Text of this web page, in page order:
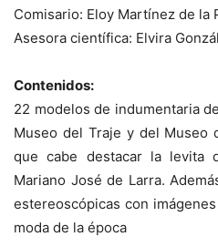
Comisario: Eloy Martínez de la
Asesora científica: Elvira
Contenidos:
22 modelos de indumentaria
Museo del Traje y del Museo
que cabe destacar la levita
Mariano José de Larra.
estereoscópicas con
moda de la época